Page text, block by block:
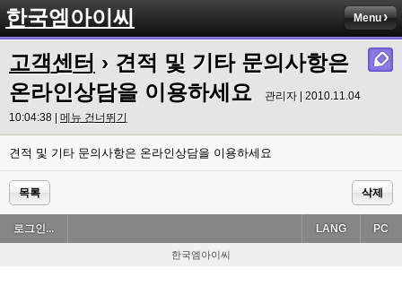
한국엠아이씨 Menu
고객센터 › 견적 및 기타 문의사항은
온라인상담을 이용하세요
관리자 | 2010.11.04
10:04:38 | 메뉴 건너뛰기
견적 및 기타 문의사항은 온라인상담을 이용하세요
목록 삭제
로그인... PC
LANG
한국엠아이씨